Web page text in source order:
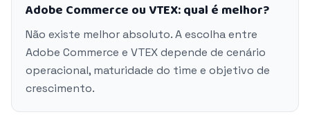
Adobe Commerce ou VTEX: qual é melhor?
Não existe melhor absoluto. A escolha entre
Adobe Commerce e VTEX depende de cenário
operacional, maturidade do time e objetivo de
crescimento.